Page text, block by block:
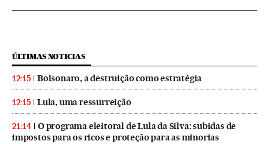
ÚLTIMAS NOTICIAS
12:15 Bolsonaro, a destruição como estratégia
12:15 Lula, uma ressurreição
21:14
O programa eleitoral de Lula da Silva: subidas de
impostos para os ricos e proteção para as minorias